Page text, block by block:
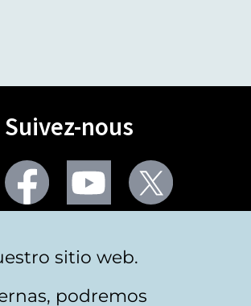
Suivez-nous
Facebook Youtube
sitio web.
podremos